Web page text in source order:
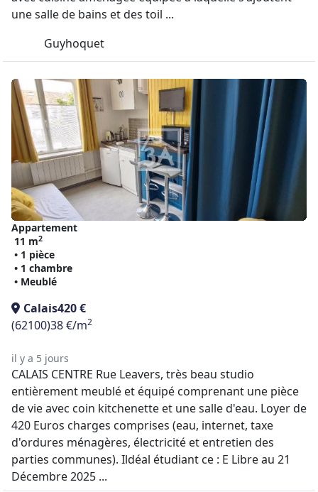
une salle de bains et des toil ...
Guyhoquet
Appartement
11 m2
• 1 pièce
• 1 chambre
• Meublé
Calais420 €
(62100)38 €/m2
il y a 5 jours
CALAIS CENTRE Rue Leavers, très beau studio
entièrement meublé et équipé comprenant une pièce
de vie avec coin kitchenette et une salle d'eau. Loyer de
420 Euros charges comprises (eau, internet, taxe
d'ordures ménagères, électricité et entretien des
parties communes). Ildéal étudiant ce : E Libre au 21
Décembre 2025 ...